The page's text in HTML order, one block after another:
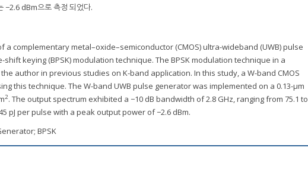
−2.6 dBm으로 측정 되었다.
complementary metal–oxide–semiconductor (CMOS) ultra-wideband (UWB) pulse
keying (BPSK) modulation technique. The BPSK modulation technique in a
author in previous studies on K-band application. In this study, a W-band CMOS
this technique. The W-band UWB pulse generator was implemented on a 0.13-μm
2. The output spectrum exhibited a −10 dB bandwidth of 2.8 GHz, ranging from 75.1 to
pJ per pulse with a peak output power of −2.6 dBm.
BPSK